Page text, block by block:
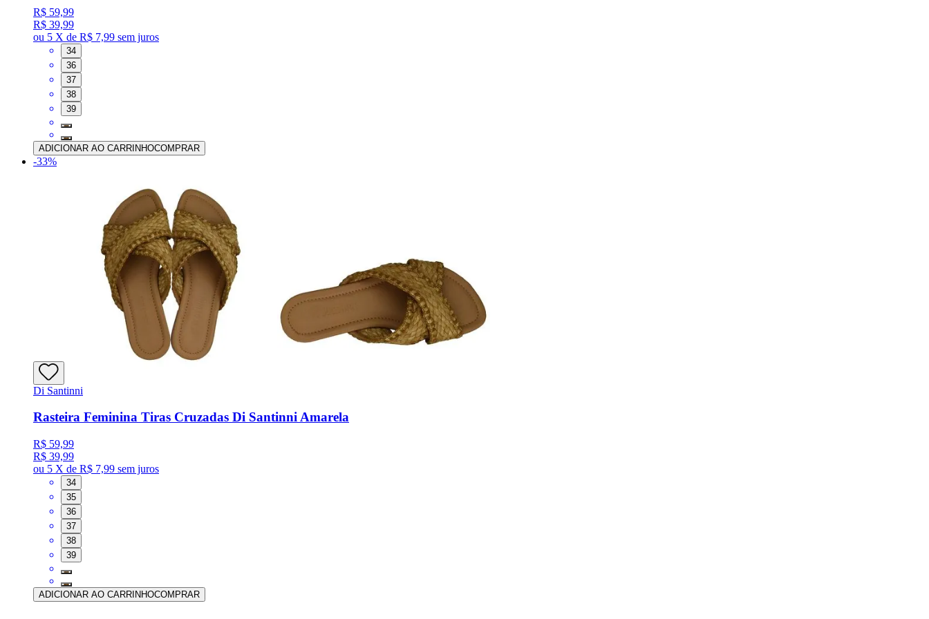
R$ 59,99
R$ 39,99
ou 5 X de R$ 7,99 sem juros
34
36
37
38
39
ADICIONAR AO CARRINHOCOMPRAR
-33%
Di Santinni
Rasteira Feminina Tiras Cruzadas Di Santinni Amarela
R$ 59,99
R$ 39,99
ou 5 X de R$ 7,99 sem juros
34
35
36
37
38
39
ADICIONAR AO CARRINHOCOMPRAR